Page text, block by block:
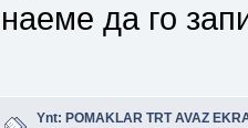
наеме да го
Ynt: POMAKLAR TRT AVAZ